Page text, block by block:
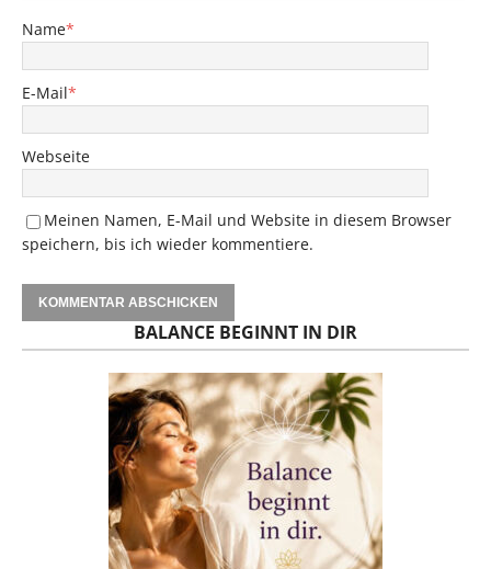
Name*
E-Mail*
Webseite
Meinen Namen, E-Mail und Website in diesem Browser
speichern, bis ich wieder kommentiere.
BALANCE BEGINNT IN DIR